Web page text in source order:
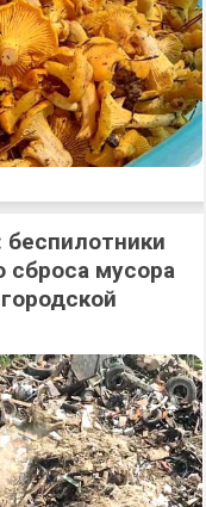
беспилотники
сброса мусора